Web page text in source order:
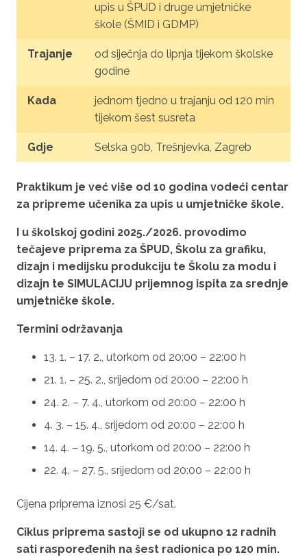
upis u ŠPUD i druge umjetničke
škole (ŠMID i GDMP)
Trajanje
od siječnja do lipnja tijekom školske
godine
Kada
jednom tjedno u trajanju od 120 min
tijekom šest susreta
Gdje Selska 90b, Trešnjevka, Zagreb
Praktikum je već više od 10 godina vodeći centar
za pripreme učenika za upis u umjetničke škole.
I u školskoj godini 2025./2026. provodimo
tečajeve priprema za ŠPUD, Školu za grafiku,
dizajn i medijsku produkciju te Školu za modu i
dizajn te SIMULACIJU prijemnog ispita za srednje
umjetničke škole.
Termini održavanja
13. 1. – 17. 2., utorkom od 20:00 – 22:00 h
21. 1. – 25. 2., srijedom od 20:00 – 22:00 h
24. 2. – 7. 4., utorkom od 20:00 – 22:00 h
4. 3. – 15. 4., srijedom od 20:00 – 22:00 h
14. 4. – 19. 5., utorkom od 20:00 – 22:00 h
22. 4. – 27. 5., srijedom od 20:00 – 22:00 h
Cijena priprema iznosi 25 €/sat.
Ciklus priprema sastoji se od ukupno 12 radnih
sati raspoređenih na šest radionica po 120 min.